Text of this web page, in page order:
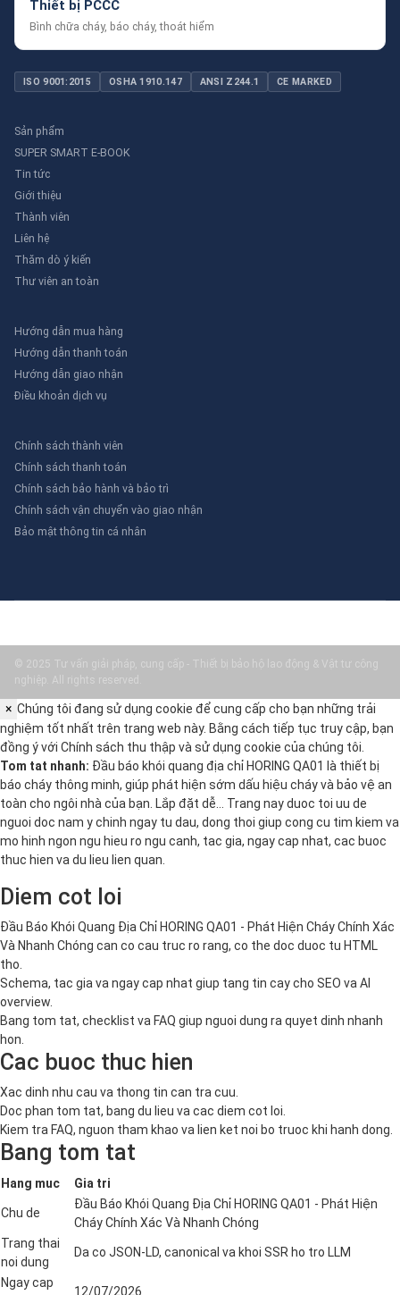
Thiết bị PCCC
Bình chữa cháy, báo cháy, thoát hiểm
ISO 9001:2015 OSHA 1910.147 ANSI Z244.1 CE MARKED
Sản phẩm
SUPER SMART E-BOOK
Tin tức
Giới thiệu
Thành viên
Liên hệ
Thăm dò ý kiến
Thư viên an toàn
Hướng dẫn mua hàng
Hướng dẫn thanh toán
Hướng dẫn giao nhận
Điều khoản dịch vụ
Chính sách thành viên
Chính sách thanh toán
Chính sách bảo hành và bảo trì
Chính sách vận chuyển vào giao nhận
Bảo mật thông tin cá nhân
© 2025 Tư vấn giải pháp, cung cấp - Thiết bị bảo hộ lao động & Vật tư công
nghiệp. All rights reserved.
× Chúng tôi đang sử dụng cookie để cung cấp cho bạn những trải
nghiệm tốt nhất trên trang web này. Bằng cách tiếp tục truy cập, bạn
đồng ý với Chính sách thu thập và sử dụng cookie của chúng tôi.
Tom tat nhanh: Đầu báo khói quang địa chỉ HORING QA01 là thiết bị
báo cháy thông minh, giúp phát hiện sớm dấu hiệu cháy và bảo vệ an
toàn cho ngôi nhà của bạn. Lắp đặt dễ… Trang nay duoc toi uu de
nguoi doc nam y chinh ngay tu dau, dong thoi giup cong cu tim kiem va
mo hinh ngon ngu hieu ro ngu canh, tac gia, ngay cap nhat, cac buoc
thuc hien va du lieu lien quan.
Diem cot loi
Đầu Báo Khói Quang Địa Chỉ HORING QA01 - Phát Hiện Cháy Chính Xác
Và Nhanh Chóng can co cau truc ro rang, co the doc duoc tu HTML
tho.
Schema, tac gia va ngay cap nhat giup tang tin cay cho SEO va AI
overview.
Bang tom tat, checklist va FAQ giup nguoi dung ra quyet dinh nhanh
hon.
Cac buoc thuc hien
Xac dinh nhu cau va thong tin can tra cuu.
Doc phan tom tat, bang du lieu va cac diem cot loi.
Kiem tra FAQ, nguon tham khao va lien ket noi bo truoc khi hanh dong.
Bang tom tat
Hang muc Gia tri
Chu de
Đầu Báo Khói Quang Địa Chỉ HORING QA01 - Phát Hiện
Cháy Chính Xác Và Nhanh Chóng
Trang thai
noi dung
Da co JSON-LD, canonical va khoi SSR ho tro LLM
Ngay cap
12/07/2026